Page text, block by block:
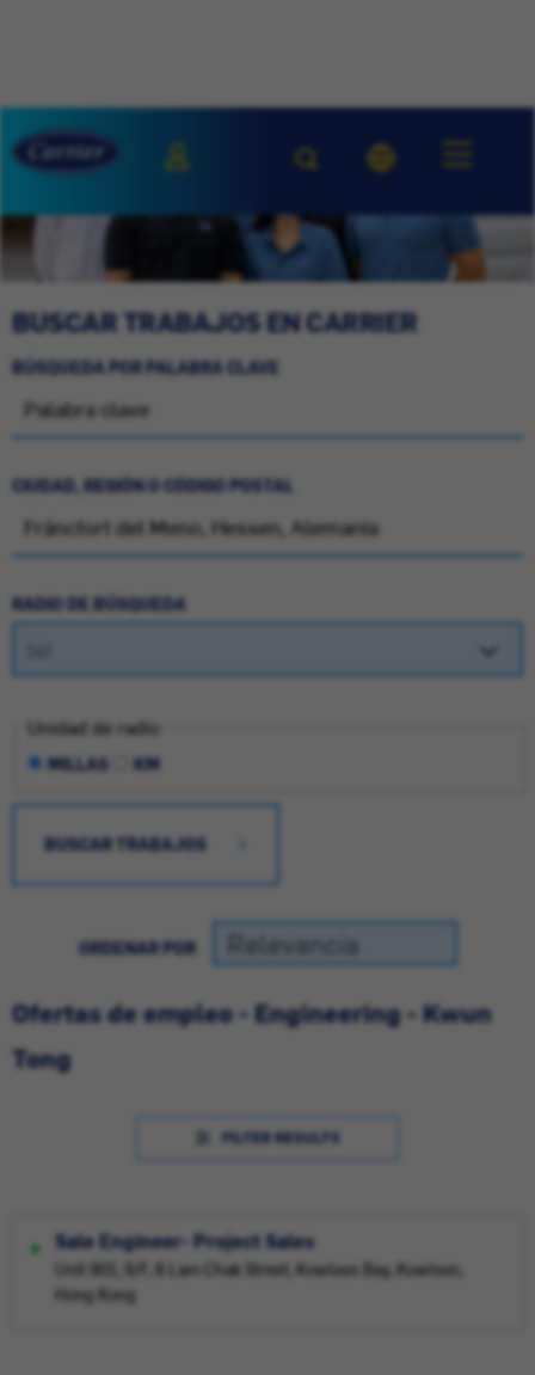
BUSCAR TRABAJOS EN CARRIER
BÚSQUEDA POR PALABRA CLAVE
CIUDAD, REGIÓN O CÓDIGO POSTAL
RADIO DE BÚSQUEDA
Unidad de radio
MILLAS KM
BUSCAR TRABAJOS
ORDENAR POR
Ofertas de empleo - Engineering - Kwun
Tong
FILTER RESULTS
Sale Engineer- Project Sales
Unit 901, 9/F, 8 Lam Chak Street, Kowloon Bay, Kowloon,
Hong Kong